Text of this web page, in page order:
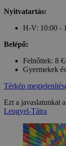
Nyitvatartás:
H-V: 10:00 -
Belépő:
Felnőttek: 8
Gyermekek
Térkép
Ezt a javaslatunkat
Lengyel-Tátra